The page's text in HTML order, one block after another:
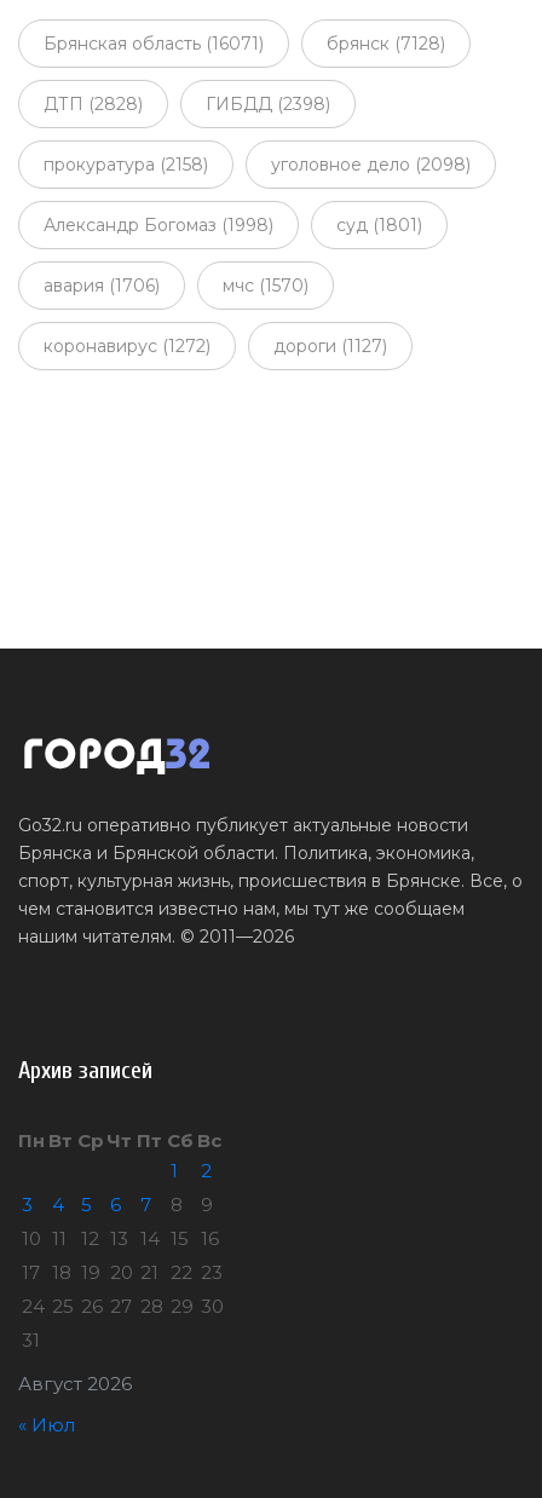
Брянская область (16071) брянск (7128)
ДТП (2828) ГИБДД (2398)
прокуратура (2158) уголовное дело (2098)
Александр Богомаз (1998) суд (1801)
авария (1706) мчс (1570)
коронавирус (1272) дороги (1127)
Go32.ru оперативно публикует актуальные новости
Брянска и Брянской области. Политика, экономика,
спорт, культурная жизнь, происшествия в Брянске. Все, о
чем становится известно нам, мы тут же сообщаем
нашим читателям. © 2011—2026
Архив записей
Август 2026
Пн Вт Ср Чт Пт Сб Вс
1
2
3
4 5 6 7 8
9
10 11 12 13 14 15 16
17 18 19 20 21 22 23
24 25 26 27 28 29 30
31
« Июл